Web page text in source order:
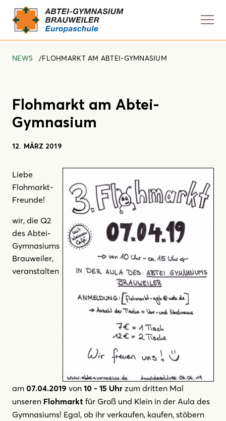
NEWS FLOHMARKT AM ABTEI-GYMNASIUM
Flohmarkt am Abtei-
Gymnasium
12. MÄRZ 2019
Liebe
Flohmarkt-
Freunde!
wir, die Q2
des Abtei-
Gymnasiums
Brauweiler,
veranstalten
am 07.04.2019 von 10 - 15 Uhr zum dritten Mal
unseren Flohmarkt für Groß und Klein in der Aula des
Gymnasiums! Egal, ob ihr verkaufen, kaufen, stöbern